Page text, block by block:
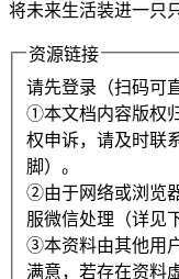
将未来生活装进一只
资源链接
请先登录（扫码可
①本文档内容版权
权申诉，请及时联
脚）。
②由于网络或浏览
服微信处理（详见
③本资料由其他用
满意，若存在资料